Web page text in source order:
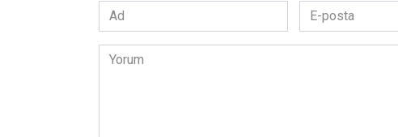
Ad
*
E-
posta
*
Yorum